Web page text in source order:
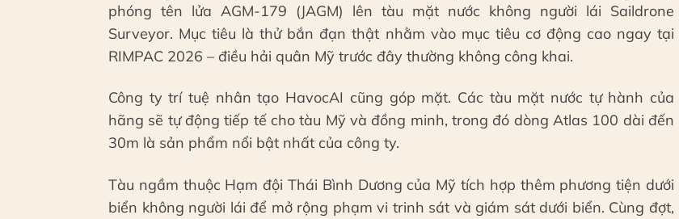
phóng tên lửa AGM-179 (JAGM) lên tàu mặt nước không người lái Saildrone
Surveyor. Mục tiêu là thử bắn đạn thật nhằm vào mục tiêu cơ động cao ngay tại
RIMPAC 2026 – điều hải quân Mỹ trước đây thường không công khai.
Công ty trí tuệ nhân tạo HavocAI cũng góp mặt. Các tàu mặt nước tự hành của
hãng sẽ tự động tiếp tế cho tàu Mỹ và đồng minh, trong đó dòng Atlas 100 dài đến
30m là sản phẩm nổi bật nhất của công ty.
Tàu ngầm thuộc Hạm đội Thái Bình Dương của Mỹ tích hợp thêm phương tiện dưới
biển không người lái để mở rộng phạm vi trinh sát và giám sát dưới biển. Cùng đợt,